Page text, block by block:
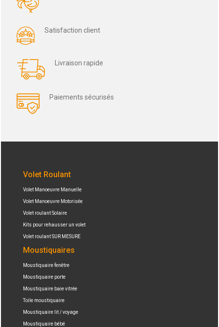
Satisfaction client
Livraison rapide
Paiements sécurisés
Volet Roulant
Volet Manoeuvre Manuelle
Volet Manoeuvre Motorisée
Volet roulant Solaire
Kits pour rehausser un volet
Volet roulant SUR MESURE
Moustiquaires
Moustiquaire fenêtre
Moustiquaire porte
Moustiquaire baie vitrée
Toile moustiquaire
Moustiquaire lit / voyage
Moustiquaire bébé